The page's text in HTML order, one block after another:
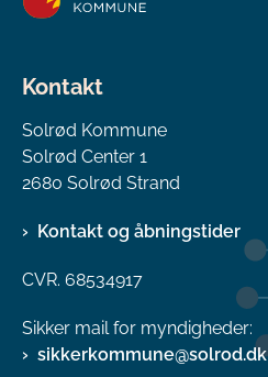
Kontakt
Solrød Kommune
Solrød Center 1
2680 Solrød Strand
Kontakt og åbningstider
CVR. 68534917
Sikker mail for myndigheder:
sikkerkommune@solrod.dk